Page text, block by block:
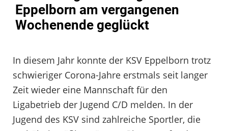
Eppelborn am vergangenen
Wochenende geglückt
In diesem Jahr konnte der KSV Eppelborn trotz
schwieriger Corona-Jahre erstmals seit langer
Zeit wieder eine Mannschaft für den
Ligabetrieb der Jugend C/D melden. In der
Jugend des KSV sind zahlreiche Sportler, die